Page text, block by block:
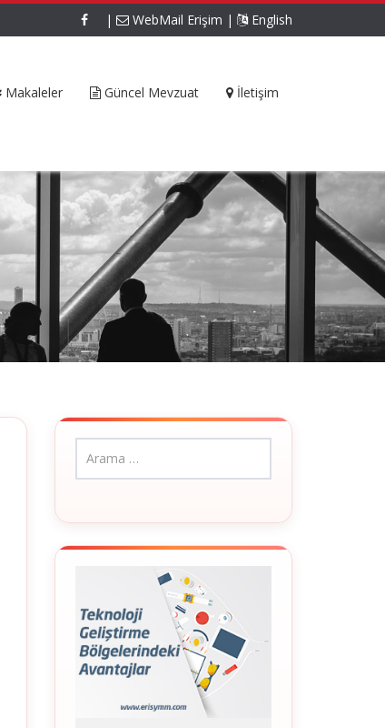
| WebMail Erişim | English
Makaleler Güncel Mevzuat İletişim